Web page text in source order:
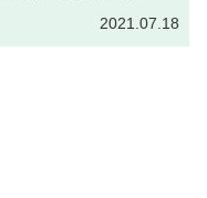
2021.07.18